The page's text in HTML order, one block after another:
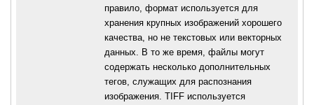
правило, формат используется для
хранения крупных изображений хорошего
качества, но не текстовых или векторных
данных. В то же время, файлы могут
содержать несколько дополнительных
тегов, служащих для распознания
изображения. TIFF используется